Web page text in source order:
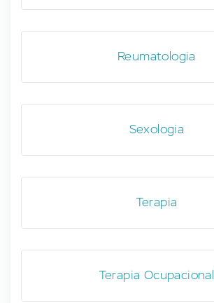
Reumatologia
Sexologia
Terapia
Terapia Ocupacional